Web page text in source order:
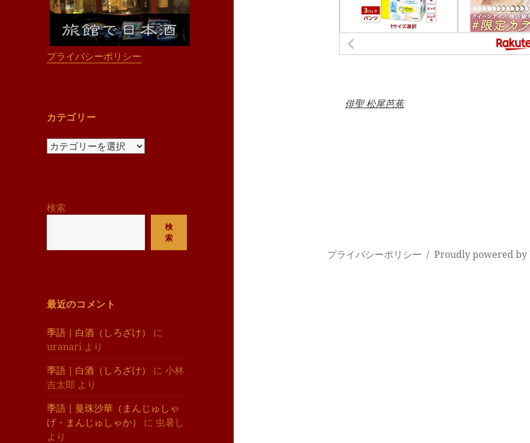
プライバシーポリシー
カテゴリー
カ
ー
検索
検
索
最近のコメント
季語｜白酒（しろざけ）
に
uranari より
季語｜白酒（しろざけ）
に小林
吉太郎 より
季語｜曼珠沙華（まんじゅしゃ
げ・まんじゅしゃか）
に 虫暑し
より
俳聖 松尾芭蕉
プライバシーポリシー Proudly powered by